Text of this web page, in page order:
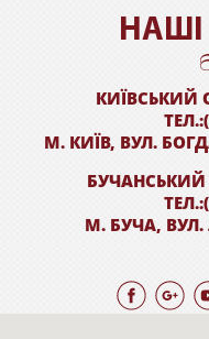
НАШI
КИЇВСЬКИЙ
М. КИЇВ, ВУЛ.
БУЧАНСЬКИЙ
М. БУЧА,